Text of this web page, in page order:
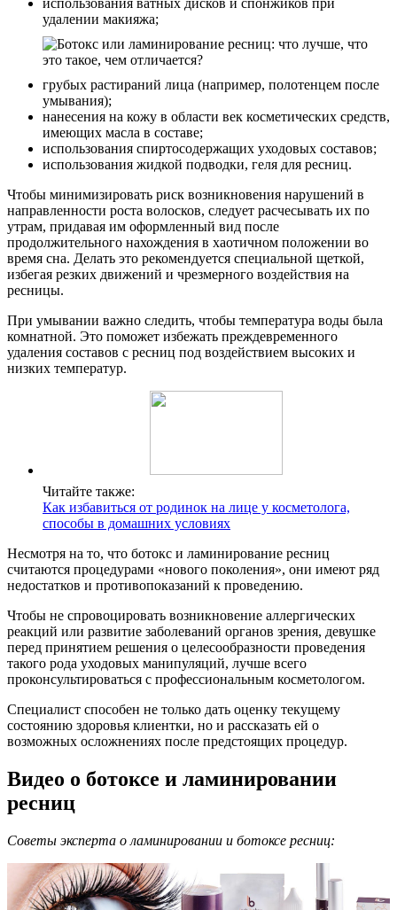
удалении макияжа;
грубых растираний лица (например, полотенцем после
умывания);
нанесения на кожу в области век косметических средств,
имеющих масла в составе;
использования спиртосодержащих уходовых составов;
использования жидкой подводки, геля для ресниц.
Чтобы минимизировать риск возникновения нарушений в
направленности роста волосков, следует расчесывать их по
утрам, придавая им оформленный вид после
продолжительного нахождения в хаотичном положении во
время сна. Делать это рекомендуется специальной щеткой,
избегая резких движений и чрезмерного воздействия на
ресницы.
При умывании важно следить, чтобы температура воды была
комнатной. Это поможет избежать преждевременного
удаления составов с ресниц под воздействием высоких и
низких температур.
Читайте также:
Как избавиться от родинок на лице у косметолога,
способы в домашних условиях
Несмотря на то, что ботокс и ламинирование ресниц
считаются процедурами «нового поколения», они имеют ряд
недостатков и противопоказаний к проведению.
Чтобы не спровоцировать возникновение аллергических
реакций или развитие заболеваний органов зрения, девушке
перед принятием решения о целесообразности проведения
такого рода уходовых манипуляций, лучше всего
проконсультироваться с профессиональным косметологом.
Специалист способен не только дать оценку текущему
состоянию здоровья клиентки, но и рассказать ей о
возможных осложнениях после предстоящих процедур.
Видео о ботоксе и ламинировании
ресниц
Советы эксперта о ламинировании и ботоксе ресниц: